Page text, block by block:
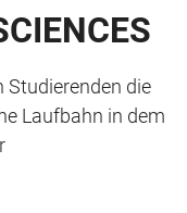
Studierenden die
Laufbahn in dem